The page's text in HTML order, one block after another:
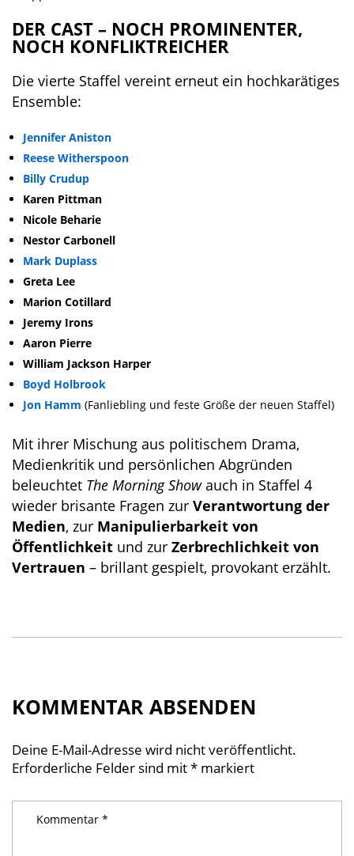
DER CAST – NOCH PROMINENTER,
NOCH KONFLIKTREICHER
Die vierte Staffel vereint erneut ein hochkarätiges
Ensemble:
Jennifer Aniston
Reese Witherspoon
Billy Crudup
Karen Pittman
Nicole Beharie
Nestor Carbonell
Mark Duplass
Greta Lee
Marion Cotillard
Jeremy Irons
Aaron Pierre
William Jackson Harper
Boyd Holbrook
Jon Hamm (Fanliebling und feste Größe der neuen Staffel)
Mit ihrer Mischung aus politischem Drama,
Medienkritik und persönlichen Abgründen
beleuchtet The Morning Showauch in Staffel 4
wieder brisante Fragen zur Verantwortung der
Medien, zur Manipulierbarkeit von
Öffentlichkeit und zur Zerbrechlichkeit von
Vertrauen – brillant gespielt, provokant erzählt.
KOMMENTAR ABSENDEN
Deine E-Mail-Adresse wird nicht veröffentlicht.
Erforderliche Felder sind mit* markiert